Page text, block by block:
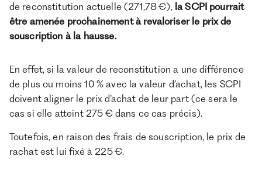
de reconstitution actuelle (271,78 €), la SCPI pourrait
être amenée prochainement à revaloriser le prix de
souscription à la hausse.
En effet, si la valeur de reconstitution a une différence
de plus ou moins 10 % avec la valeur d’achat, les SCPI
doivent aligner le prix d’achat de leur part (ce sera le
cas si elle atteint 275 € dans ce cas précis).
Toutefois, en raison des frais de souscription, le prix de
rachat est lui fixé à 225 €.